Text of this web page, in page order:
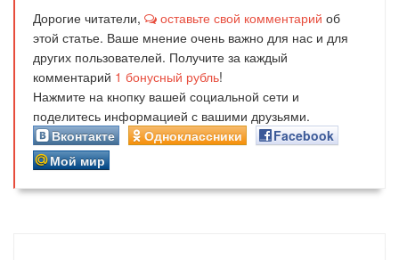
Дорогие читатели, оставьте свой комментарий об
этой статье. Ваше мнение очень важно для нас и для
других пользователей. Получите за каждый
комментарий 1 бонусный рубль!
Нажмите на кнопку вашей социальной сети и
поделитесь информацией с вашими друзьями.
Вконтакте
Одноклассники
Facebook
Мой мир